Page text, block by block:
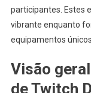
participantes. Estes
vibrante enquanto
equipamentos
Visão
de Twitch